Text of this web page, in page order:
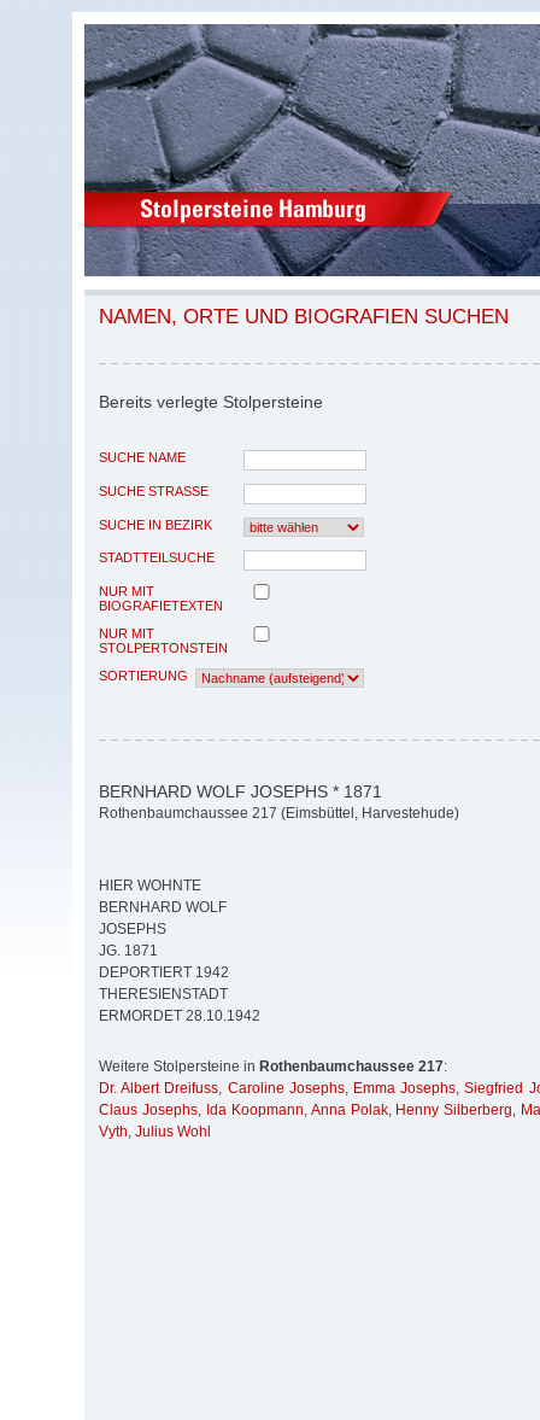
NAMEN, ORTE UND BIOGRAFIEN SUCHEN
Bereits verlegte Stolpersteine
SUCHE NAME
SUCHE STRASSE
SUCHE IN BEZIRK
STADTTEILSUCHE
NUR MIT
BIOGRAFIETEXTEN
NUR MIT
STOLPERTONSTEIN
SORTIERUNG
BERNHARD WOLF JOSEPHS * 1871
Rothenbaumchaussee 217 (Eimsbüttel, Harvestehude)
HIER WOHNTE
BERNHARD WOLF
JOSEPHS
JG. 1871
DEPORTIERT 1942
THERESIENSTADT
ERMORDET 28.10.1942
Weitere Stolpersteine in Rothenbaumchaussee 217:
Dr. Albert Dreifuss, Caroline Josephs, Emma Josephs,Siegfried
Claus Josephs, Ida Koopmann, Anna Polak, Henny Silberberg,
Vyth, Julius Wohl